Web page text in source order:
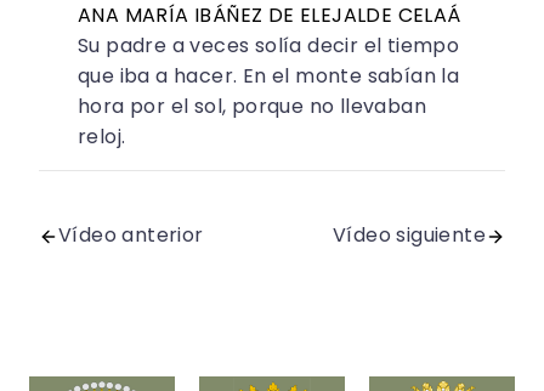
ANA MARÍA IBÁÑEZ DE ELEJALDE CELAÁ
Su padre a veces solía decir el tiempo
que iba a hacer. En el monte sabían la
hora por el sol, porque no llevaban
reloj.
Vídeo anterior Vídeo siguiente